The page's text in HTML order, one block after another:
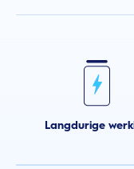
Langdurige